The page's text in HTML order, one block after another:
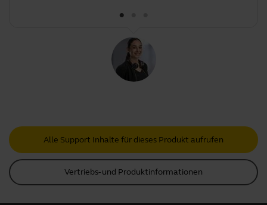
Alle Support Inhalte für dieses Produkt aufrufen
Vertriebs- und Produktinformationen